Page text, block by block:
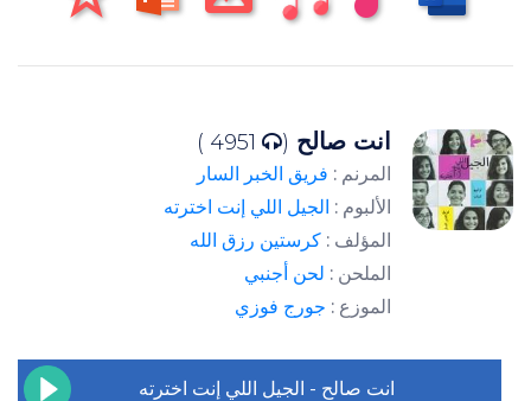
انت صالح(
4951 )
المرنم :فريق الخبر السار
الألبوم :الجيل اللي إنت اخترته
المؤلف :كرستين رزق الله
الملحن :لحن أجنبي
الموزع :جورج فوزي
انت صالح - الجيل اللي إنت اخترته